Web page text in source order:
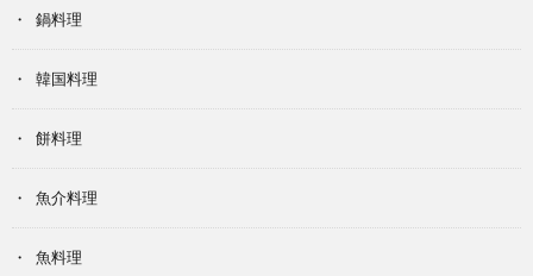
鍋料理
韓国料理
餅料理
魚介料理
魚料理